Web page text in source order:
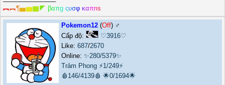
︻︻¶▅▆▇◤ βαπg ςυσφ καπrιs
Pokemon12(Off) ♂️
Cấp độ:
♡3916♡
Like: 687/2670
Online: ✨280/5379✨
Trảm Phong ⚡1/249⚡
🩸146/4139🩸 🌟0/1694🌟